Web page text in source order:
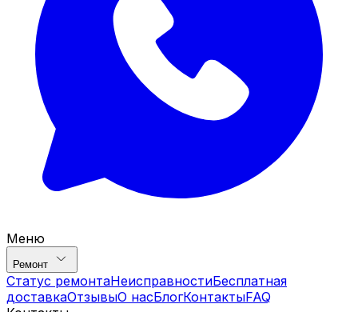
Меню
Ремонт
Статус ремонтаНеисправностиБесплатная
доставкаОтзывыО насБлогКонтактыFAQ